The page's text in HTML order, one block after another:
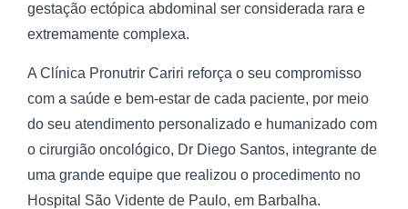
gestação ectópica abdominal ser considerada rara e
extremamente complexa.
A Clínica Pronutrir Cariri reforça o seu compromisso
com a saúde e bem-estar de cada paciente, por meio
do seu atendimento personalizado e humanizado com
o cirurgião oncológico, Dr Diego Santos, integrante de
uma grande equipe que realizou o procedimento no
Hospital São Vidente de Paulo, em Barbalha.